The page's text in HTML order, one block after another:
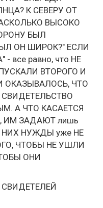
К СЕВЕРУ ОТ
ВЫСОКО
БЫЛ
ОН ШИРОК?" ЕСЛИ
все равно, что НЕ
ВТОРОГО И
ОКАЗЫВАЛОСЬ, ЧТО
А ЧТО КАСАЕТСЯ
ИМ ЗАДАЮТ лишь
НУЖДЫ уже НЕ
ЧТОБЫ НЕ УШЛИ
ОНИ
СВИДЕТЕЛЕЙ